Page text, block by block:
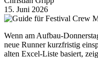
15. Juni 2026
Wenn am Aufbau-
neue Runner kurzfristig
alten Excel-Liste basiert,